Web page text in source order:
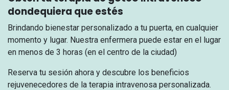
dondequiera que estés
Brindando bienestar personalizado a tu puerta, en cualquier
momento y lugar. Nuestra enfermera puede estar en el lugar
en menos de 3 horas (en el centro de la ciudad)
Reserva tu sesión ahora y descubre los beneficios
rejuvenecedores de la terapia intravenosa personalizada.